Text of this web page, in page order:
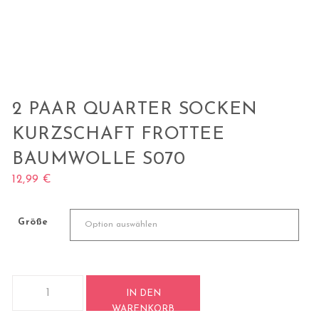
2 PAAR QUARTER SOCKEN
KURZSCHAFT FROTTEE
BAUMWOLLE S070
12,99€
Größe
IN DEN
WARENKORB